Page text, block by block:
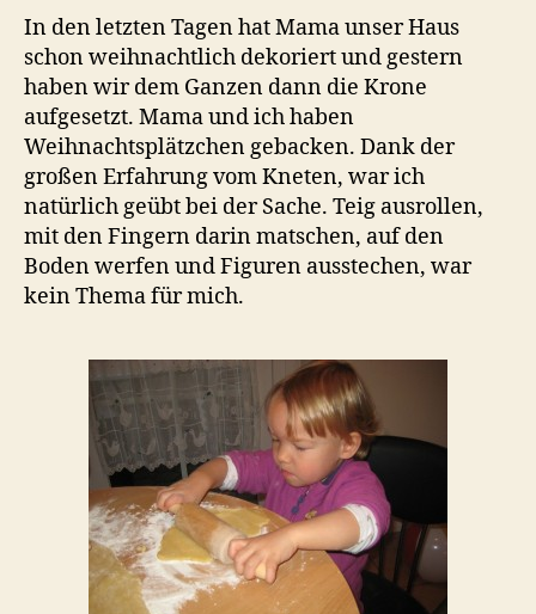
In den letzten Tagen hat Mama unser Haus
schon weihnachtlich dekoriert und gestern
haben wir dem Ganzen dann die Krone
aufgesetzt. Mama und ich haben
Weihnachtsplätzchen gebacken. Dank der
großen Erfahrung vom Kneten, war ich
natürlich geübt bei der Sache. Teig ausrollen,
mit den Fingern darin matschen, auf den
Boden werfen und Figuren ausstechen, war
kein Thema für mich.